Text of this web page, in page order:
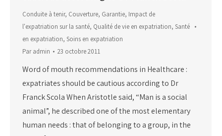
Conduite à tenir, Couverture, Garantie, Impact de
l'expatriation sur la santé, Qualité de vie en expatriation, Santé
en expatriation, Soins en expatriation
Paradmin 23 octobre 2011
Word of mouth recommendations in Healthcare :
expatriates should be cautious according to Dr
Franck Scola When Aristotle said, “Man is a social
animal”, he described one of the most elementary
human needs : that of belonging to a group, in the